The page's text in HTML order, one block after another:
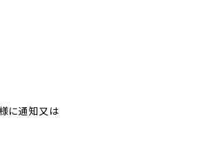
に通知又は